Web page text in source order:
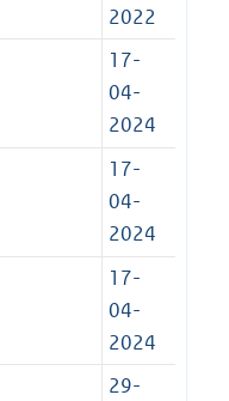
2022
17-
04-
2024
17-
04-
2024
17-
04-
2024
29-